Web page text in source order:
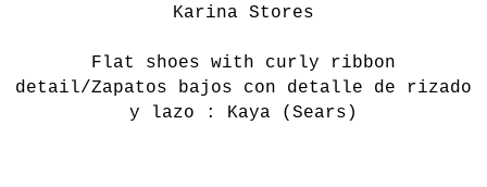
Karina Stores
Flat shoes with curly ribbon
detail/Zapatos bajos con detalle de rizado
y lazo : Kaya (Sears)